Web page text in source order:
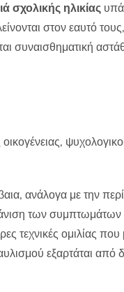
σχολικής ηλικίας
στον εαυτό
συναισθηματική
ανάλογα με την
των
τεχνικές ομιλίας
εξαρτάται από